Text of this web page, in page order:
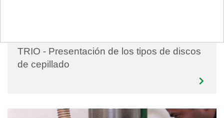
TRIO - Presentación de los tipos de discos
de cepillado